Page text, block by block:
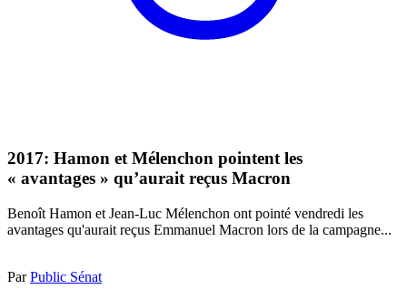
2017: Hamon et Mélenchon pointent les
« avantages » qu’aurait reçus Macron
Benoît Hamon et Jean-Luc Mélenchon ont pointé vendredi les
avantages qu'aurait reçus Emmanuel Macron lors de la campagne...
ParPublic Sénat